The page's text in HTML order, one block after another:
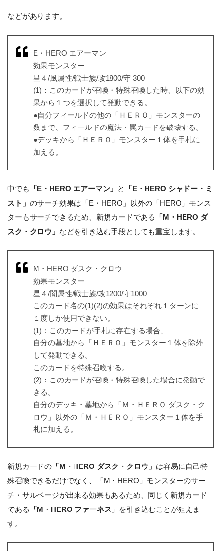
などがあります。
E・HERO エアーマン
効果モンスター
星４/風属性/戦士族/攻1800/守 300
(1)：このカードが召喚・特殊召喚した時、以下の効
果から１つを選択して発動できる。
●自分フィールドの他の「ＨＥＲＯ」モンスターの
数まで、フィールドの魔法・罠カードを破壊する。
●デッキから「ＨＥＲＯ」モンスター１体を手札に
加える。
中でも 「E・HERO エアーマン」 と
「E・HERO シャドー・ミ
スト」 のサーチ効果は「E・HERO」以外の「HERO」モンス
ターもサーチできるため、新規カードである
「M・HERO ダ
スク・クロウ」 などを引き込む手段としても重宝します。
M・HERO ダスク・クロウ
効果モンスター
星４/闇属性/戦士族/攻1200/守1000
このカード名の(1)(2)の効果はそれぞれ１ターンに
１度しか使用できない。
(1)：このカードが手札に存在する場合、
自分の墓地から「ＨＥＲＯ」モンスター１体を除外
して発動できる。
このカードを特殊召喚する。
(2)：このカードが召喚・特殊召喚した場合に発動で
きる。
自分のデッキ・墓地から「Ｍ・ＨＥＲＯ ダスク・ク
ロウ」以外の「Ｍ・ＨＥＲＯ」モンスター１体を手
札に加える。
新規カードの 「M・HERO ダスク・クロウ」 は容易に自己特
殊召喚できるだけでなく、「M・HERO」モンスターのサー
チ・サルベージが出来る効果もあるため、同じく新規カード
である
「M・HERO ファーネス 」を引き込むことが狙えま
す。